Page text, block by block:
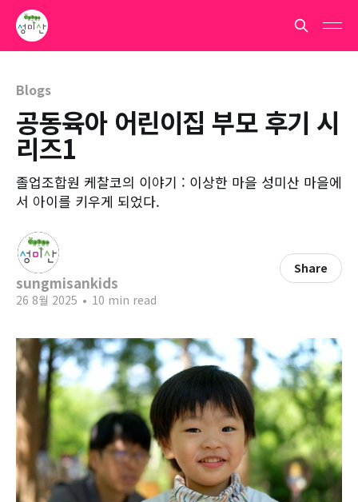
Blogs
공동육아 어린이집 부모 후기 시
리즈1
졸업조합원 케찰코의 이야기 : 이상한 마을 성미산 마을에
서 아이를 키우게 되었다.
sungmisankids
26 8월 2025 • 10 min read
Share